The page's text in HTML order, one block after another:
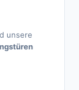
unsere